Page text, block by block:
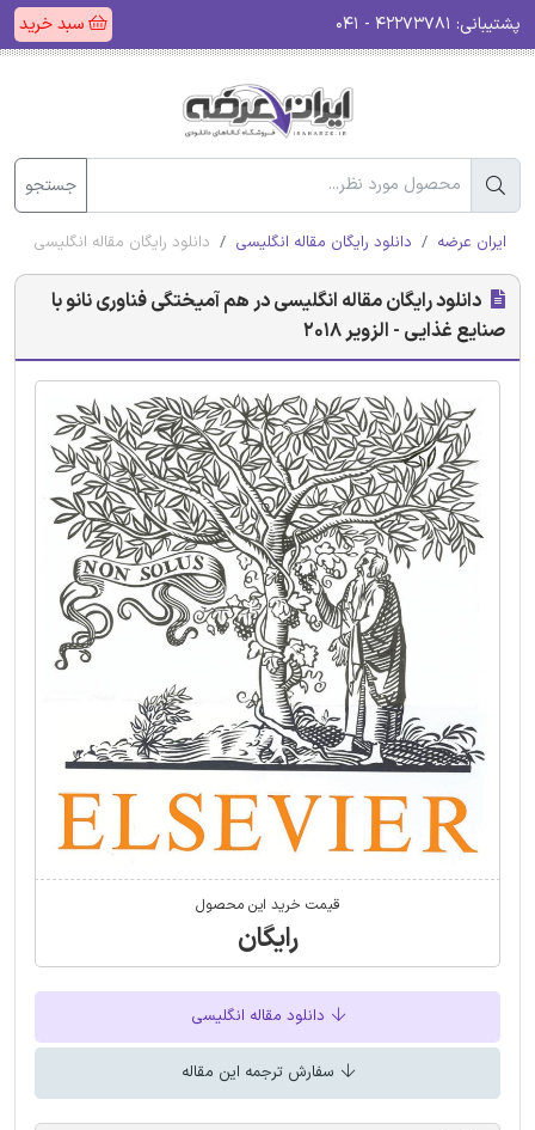
پشتیبانی: سبد خرید
جستجو
ایران عرضه دانلود رایگان مقاله انگلیسی دانلود رایگان مقاله انگلیسی در
دانلود رایگان مقاله انگلیسی در هم آمیختگی فناوری نانو با
صنایع غذایی - الزویر 2018
قیمت خرید این محصول
رایگان
دانلود مقاله انگلیسی
سفارش ترجمه این مقاله